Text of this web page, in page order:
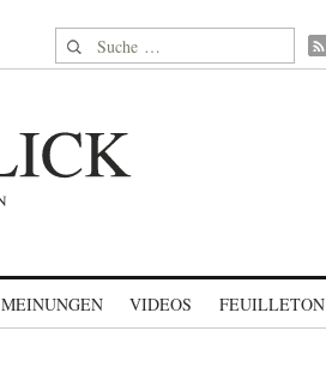
Suche nach:
MEINUNGEN VIDEOS FEUILLETON